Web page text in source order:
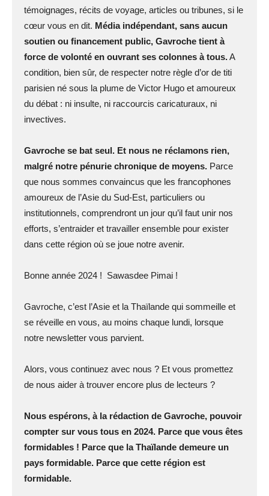
témoignages, récits de voyage, articles ou tribunes, si le
cœur vous en dit. Média indépendant, sans aucun
soutien ou financement public, Gavroche tient à
force de volonté en ouvrant ses colonnes à tous.A
condition, bien sûr, de respecter notre règle d’or de titi
parisien né sous la plume de Victor Hugo et amoureux
du débat : ni insulte, ni raccourcis caricaturaux, ni
invectives.
Gavroche se bat seul. Et nous ne réclamons rien,
malgré notre pénurie chronique de moyens. Parce
que nous sommes convaincus que les francophones
amoureux de l’Asie du Sud-Est, particuliers ou
institutionnels, comprendront un jour qu’il faut unir nos
efforts, s’entraider et travailler ensemble pour exister
dans cette région où se joue notre avenir.
Bonne année 2024 ! Sawasdee Pimai !
Gavroche, c’est l’Asie et la Thaïlande qui sommeille et
se réveille en vous, au moins chaque lundi, lorsque
notre newsletter vous parvient.
Alors, vous continuez avec nous ? Et vous promettez
de nous aider à trouver encore plus de lecteurs ?
Nous espérons, à la rédaction de Gavroche, pouvoir
compter sur vous tous en 2024. Parce que vous êtes
formidables ! Parce que la Thaïlande demeure un
pays formidable. Parce que cette région est
formidable.